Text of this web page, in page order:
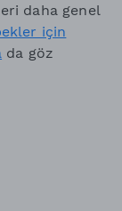
daha genel
için
da göz